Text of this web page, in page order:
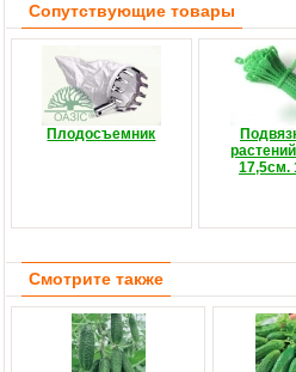
Сопутствующие товары
Плодосъемник
17,5см.
Смотрите также